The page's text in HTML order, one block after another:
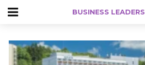
BUSINESS LEADERS